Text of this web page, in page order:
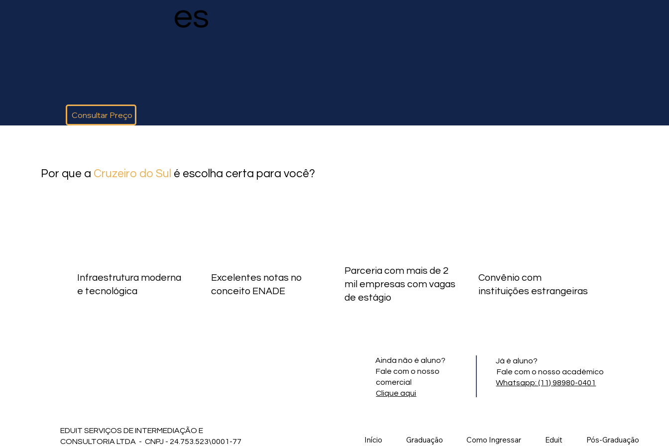
es
Consultar Preço
Por que a Cruzeiro do Sul é escolha certa para você?
Infraestrutura moderna
e tecnológica
Excelentes notas no
conceito ENADE
Parceria com mais de 2
mil empresas com vagas
de estágio
Convênio com
instituições estrangeiras
EDUIT SERVIÇOS DE INTERMEDIAÇÃO E
CONSULTORIA LTDA - CNPJ - 24.753.523\0001-77
Ainda não é aluno?
Fale com o nosso
comercial
Clique aqui
Já é aluno?
Fale com o nosso académico
Whatsapp: (11) 98980-0401
Início Graduação Como Ingressar Eduit Pós-Graduação